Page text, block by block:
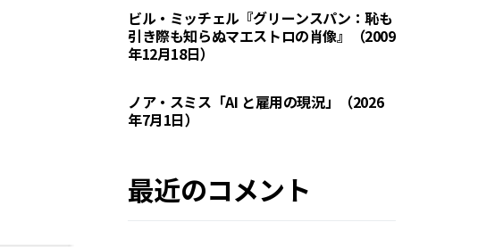
ビル・ミッチェル『グリーンスパン：恥も
引き際も知らぬマエストロの肖像』（2009
年12月18日）
ノア・スミス「AI と雇用の現況」（2026
年7月1日）
最近のコメント